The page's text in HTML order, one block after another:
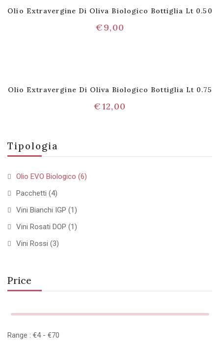
Tipologia
Olio EVO Biologico (6)
Pacchetti (4)
Vini Bianchi IGP (1)
Vini Rosati DOP (1)
Vini Rossi (3)
Price
Range : €4 - €70
Olio Extravergine Di Oliva Biologico Bottiglia Lt 0.50
€9,00
Olio Extravergine Di Oliva Biologico Bottiglia Lt 0.75
€12,00